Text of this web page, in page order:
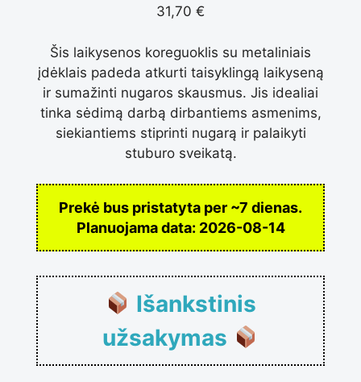
31,70 €
Šis laikysenos koreguoklis su metaliniais
įdėklais padeda atkurti taisyklingą laikyseną
ir sumažinti nugaros skausmus. Jis idealiai
tinka sėdimą darbą dirbantiems asmenims,
siekiantiems stiprinti nugarą ir palaikyti
stuburo sveikatą.
Prekė bus pristatyta per ~7 dienas.
Planuojama data: 2026-08-14
Išankstinis
užsakymas